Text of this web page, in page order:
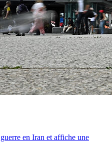
en Iran et affiche une